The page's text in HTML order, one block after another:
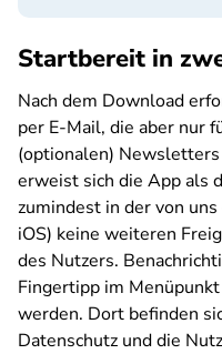
Startbereit in
Nach dem Download
per E-Mail, die aber nur
(optionalen)
erweist sich die App als
zumindest in der von
iOS) keine weiteren
des Nutzers.
Fingertipp im
werden. Dort befinden
Datenschutz und die